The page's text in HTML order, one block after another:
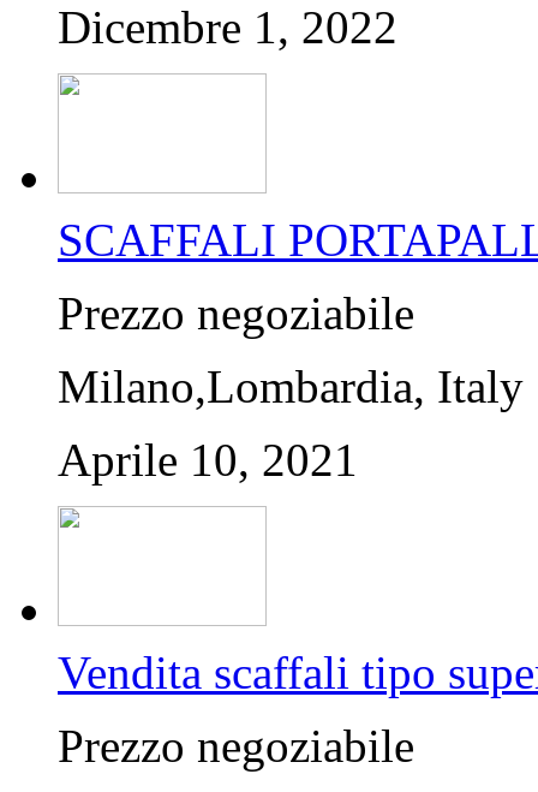
Dicembre 1, 2022
SCAFFALI
Prezzo negoziabile
Milano,Lombardia, Italy
Aprile 10, 2021
Vendita scaffali tipo
Prezzo negoziabile